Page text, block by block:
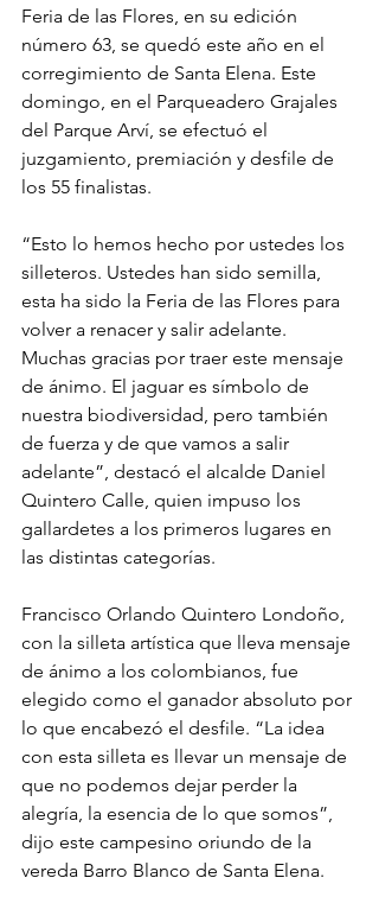
Feria de las Flores, en su edición
número 63, se quedó este año en el
corregimiento de Santa Elena. Este
domingo, en el Parqueadero Grajales
del Parque Arví, se efectuó el
juzgamiento, premiación y desfile de
los 55 finalistas.
“Esto lo hemos hecho por ustedes los
silleteros. Ustedes han sido semilla,
esta ha sido la Feria de las Flores para
volver a renacer y salir adelante.
Muchas gracias por traer este mensaje
de ánimo. El jaguar es símbolo de
nuestra biodiversidad, pero también
de fuerza y de que vamos a salir
adelante”, destacó el alcalde Daniel
Quintero Calle, quien impuso los
gallardetes a los primeros lugares en
las distintas categorías.
Francisco Orlando Quintero Londoño,
con la silleta artística que lleva mensaje
de ánimo a los colombianos, fue
elegido como el ganador absoluto por
lo que encabezó el desfile. “La idea
con esta silleta es llevar un mensaje de
que no podemos dejar perder la
alegría, la esencia de lo que somos”,
dijo este campesino oriundo de la
vereda Barro Blanco de Santa Elena.